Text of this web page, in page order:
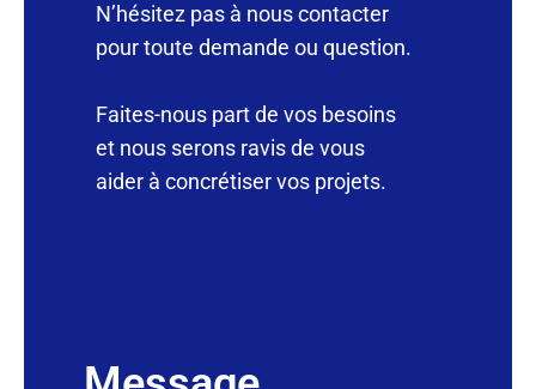
N’hésitez pas à nous contacter
pour toute demande ou question.
Faites-nous part de vos besoins
et nous serons ravis de vous
aider à concrétiser vos projets.